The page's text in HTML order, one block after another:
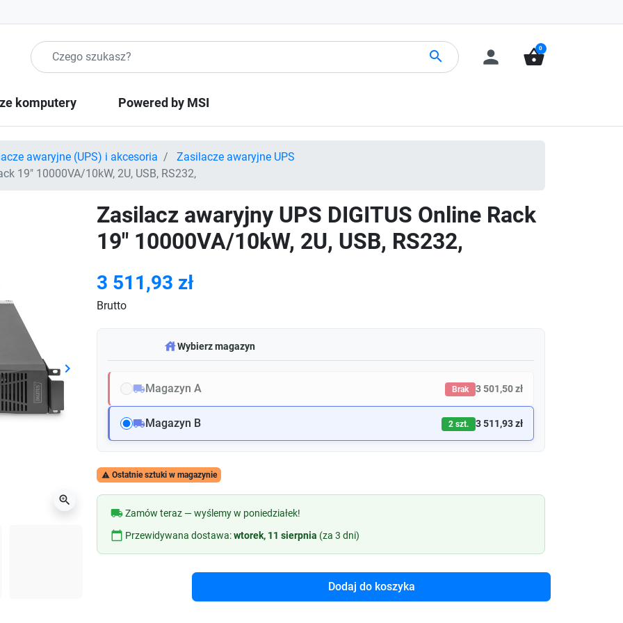
Szukaj produktow search person shopping_basket
0
komputery Powered by MSI
awaryjne (UPS) i akcesoria
Zasilacze awaryjne UPS
19" 10000VA/10kW, 2U, USB, RS232,
Następny
keyboard_arrow_right
zoom_in
Zasilacz awaryjny UPS DIGITUS Online Rack
19" 10000VA/10kW, 2U, USB, RS232,
3 511,93 zł
Brutto
warehouseWybierz magazyn
local_shippingMagazyn A Brak 3 501,50 zł
local_shippingMagazyn B 2 szt. 3 511,93 zł
 Ostatnie sztuki w magazynie
local_shippingZamów teraz — wyślemy w poniedziałek!
calendar_today Przewidywana dostawa:wtorek, 11 sierpnia (za 3 dni)
Dodaj do koszyka